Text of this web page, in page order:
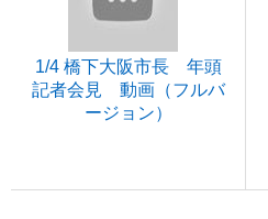
1/4 橋下大阪市長 年頭
記者会見 動画（フルバ
ージョン）